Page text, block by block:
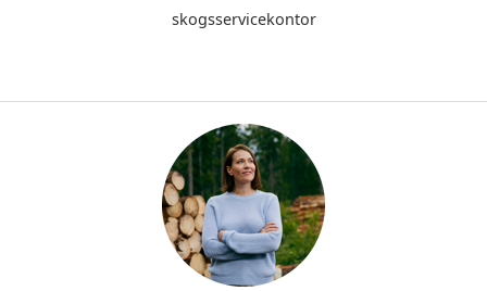
skogsservicekontor